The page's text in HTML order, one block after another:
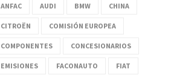
ANFAC AUDI BMW CHINA
CITROËN COMISIÓN EUROPEA
COMPONENTES CONCESIONARIOS
EMISIONES FACONAUTO FIAT